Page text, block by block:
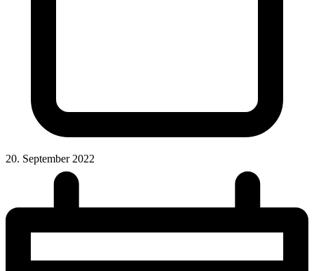
20. September 2022